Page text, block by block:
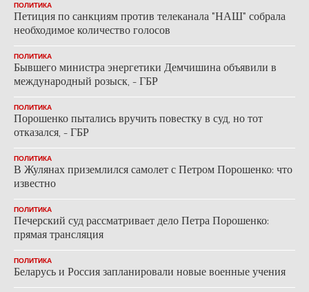
ПОЛИТИКА
Петиция по санкциям против телеканала "НАШ" собрала
необходимое количество голосов
ПОЛИТИКА
Бывшего министра энергетики Демчишина объявили в
международный розыск, - ГБР
ПОЛИТИКА
Порошенко пытались вручить повестку в суд, но тот
отказался, - ГБР
ПОЛИТИКА
В Жулянах приземлился самолет с Петром Порошенко: что
известно
ПОЛИТИКА
Печерский суд рассматривает дело Петра Порошенко:
прямая трансляция
ПОЛИТИКА
Беларусь и Россия запланировали новые военные учения